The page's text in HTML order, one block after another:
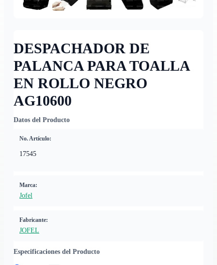
DESPACHADOR DE
PALANCA PARA TOALLA
EN ROLLO NEGRO
AG10600
Datos del Producto
No. Artículo:
17545
Marca:
Jofel
Fabricante:
JOFEL
Especificaciones del Producto